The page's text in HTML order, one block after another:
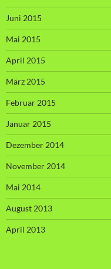
Juni 2015
Mai 2015
April 2015
März 2015
Februar 2015
Januar 2015
Dezember 2014
November 2014
Mai 2014
August 2013
April 2013